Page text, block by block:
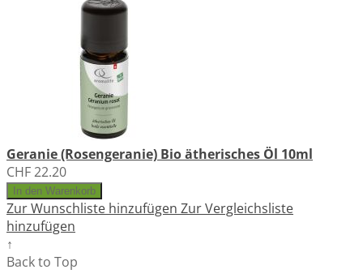
Geranie (Rosengeranie) Bio ätherisches Öl 10ml
CHF 22.20
In den Warenkorb
Zur Wunschliste hinzufügen Zur Vergleichsliste
hinzufügen
↑
Back to Top